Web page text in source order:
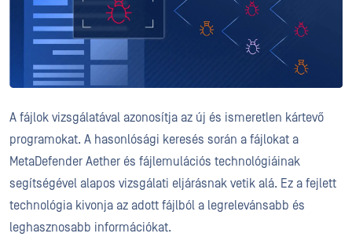
A fájlok vizsgálatával azonosítja az új és ismeretlen kártevő
programokat. A hasonlósági keresés során a fájlokat a
MetaDefender Aether és fájlemulációs technológiáinak
segítségével alapos vizsgálati eljárásnak vetik alá. Ez a fejlett
technológia kivonja az adott fájlból a legrelevánsabb és
leghasznosabb információkat.